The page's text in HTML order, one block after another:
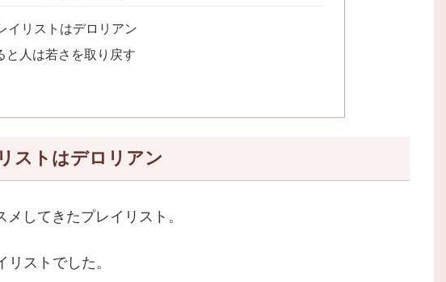
イリストはデロリアン
と人は若さを取り戻す
ストはデロリアン
してきたプレイリスト。
ストでした。